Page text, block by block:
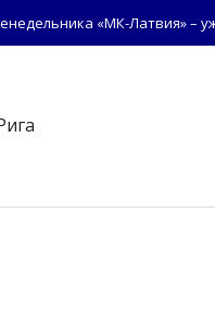
«МК-Латвия» –